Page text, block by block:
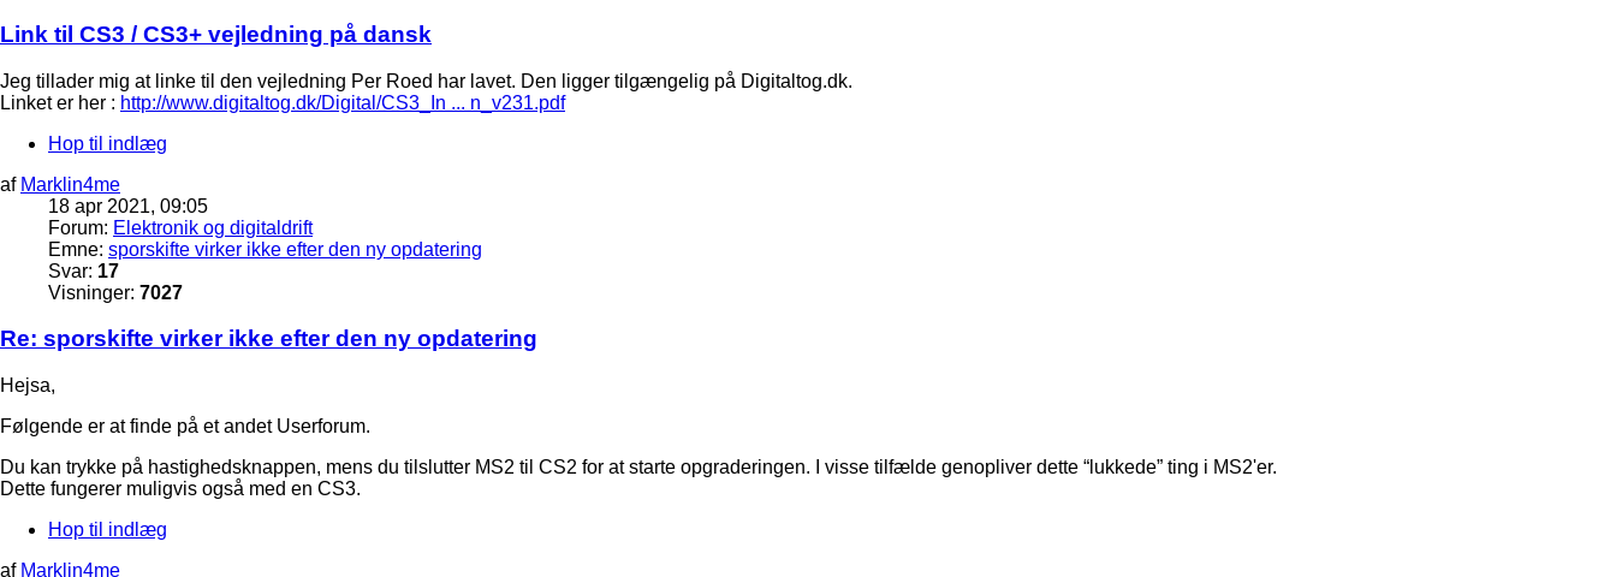
Link til CS3 / CS3+ vejledning på dansk
Jeg tillader mig at linke til den vejledning Per Roed har lavet. Den ligger tilgængelig på Digitaltog.dk.
Linket er her : http://www.digitaltog.dk/Digital/CS3_In ... n_v231.pdf
Hop til indlæg
af Marklin4me
18 apr 2021, 09:05
Forum: Elektronik og digitaldrift
Emne: sporskifte virker ikke efter den ny opdatering
Svar: 17
Visninger: 7027
Re: sporskifte virker ikke efter den ny opdatering
Hejsa,
Følgende er at finde på et andet Userforum.
Du kan trykke på hastighedsknappen, mens du tilslutter MS2 til CS2 for at starte opgraderingen. I visse tilfælde genopliver dette “lukkede” ting i MS2'er.
Dette fungerer muligvis også med en CS3.
Hop til indlæg
af Marklin4me